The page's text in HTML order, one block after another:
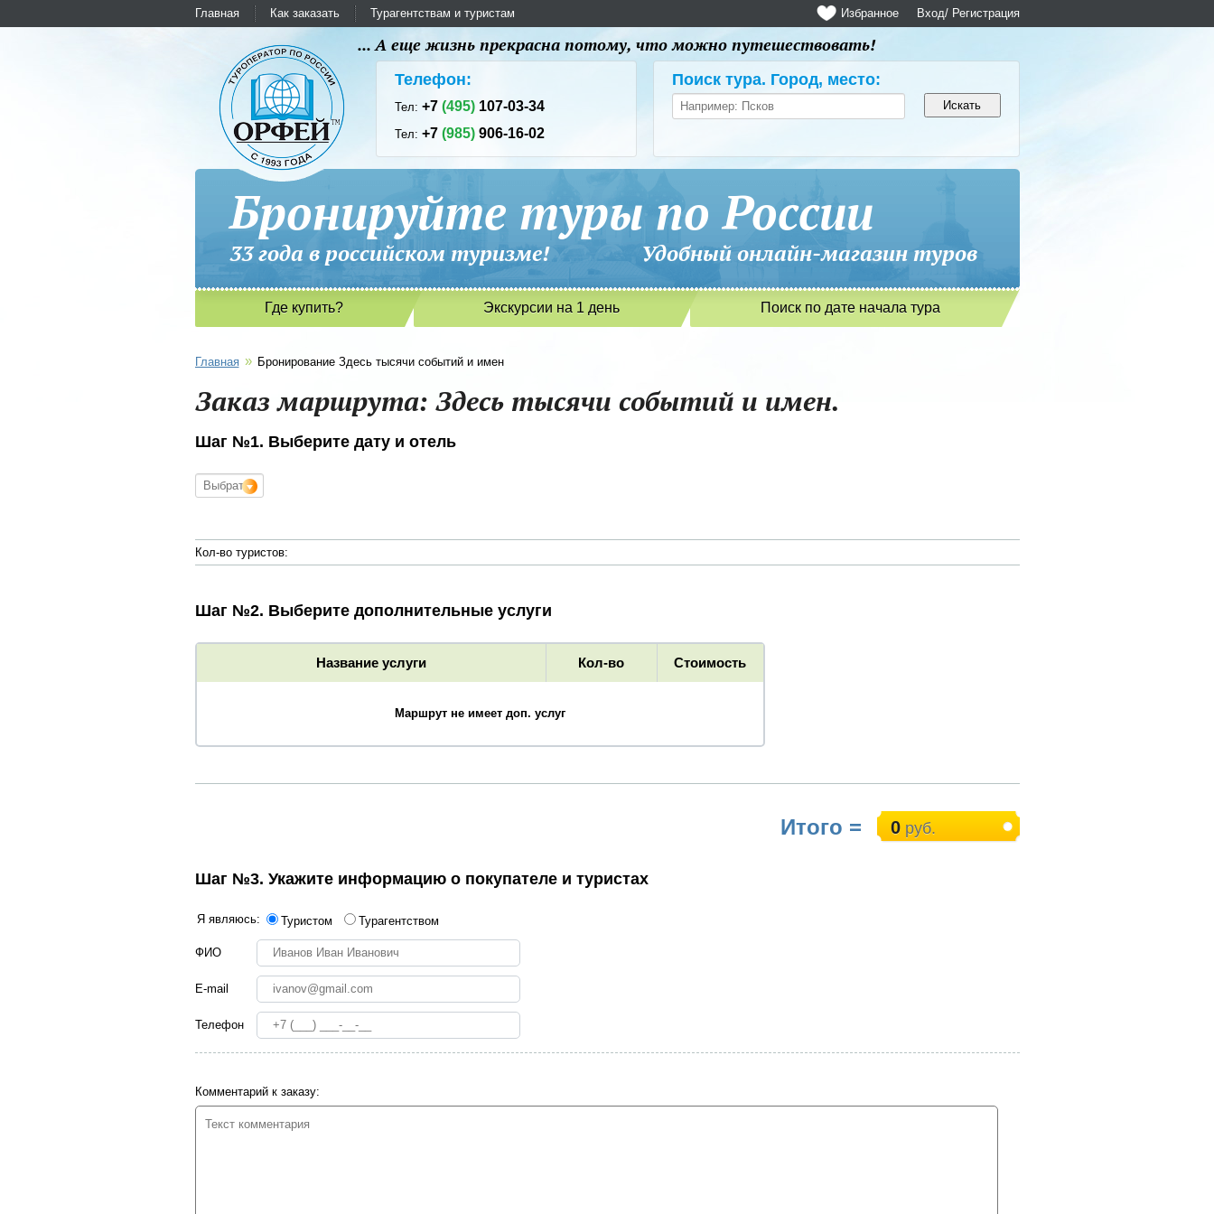
Главная Как заказать Турагентствам и туристам Вход/ Регистрация
Избранное
... А еще жизнь прекрасна потому, что можно путешествовать!
Телефон:
Тел:+7(495) 107-03-34
Тел:+7(985) 906-16-02
Поиск тура. Город, место:
Бронируйте туры по России
33 года в российском туризме! Удобный онлайн-магазин туров
Где купить? Экскурсии на 1 день Поиск по дате начала тура
Главная » Бронирование Здесь тысячи событий и имен
Заказ маршрута: Здесь тысячи событий и имен.
Шаг №1. Выберите дату и отель
Кол-во туристов:
Шаг №2. Выберите дополнительные услуги
Название услуги Кол-во Стоимость
Маршрут не имеет доп. услуг
Итого = 0руб.
Шаг №3. Укажите информацию о покупателе и туристах
Я являюсь: Туристом Турагентством
ФИО
E-mail
Телефон
Комментарий к заказу: